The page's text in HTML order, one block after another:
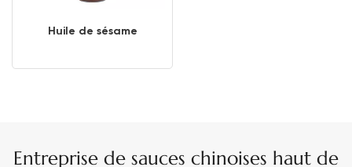
Huile de sésame
Entreprise de sauces chinoises haut de